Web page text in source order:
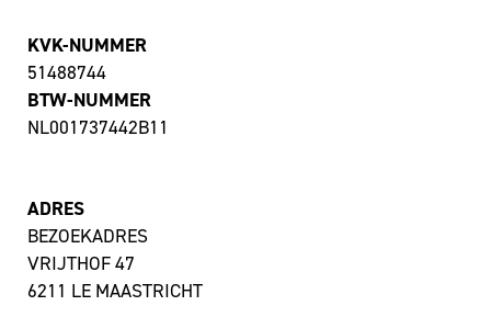
KVK-NUMMER
51488744
BTW-NUMMER
NL001737442B11
ADRES
BEZOEKADRES
VRIJTHOF 47
6211 LE MAASTRICHT